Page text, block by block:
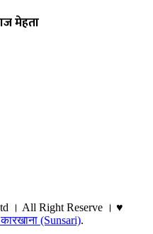
मेहता
। All Right Reserve । ♥
(Sunsari).